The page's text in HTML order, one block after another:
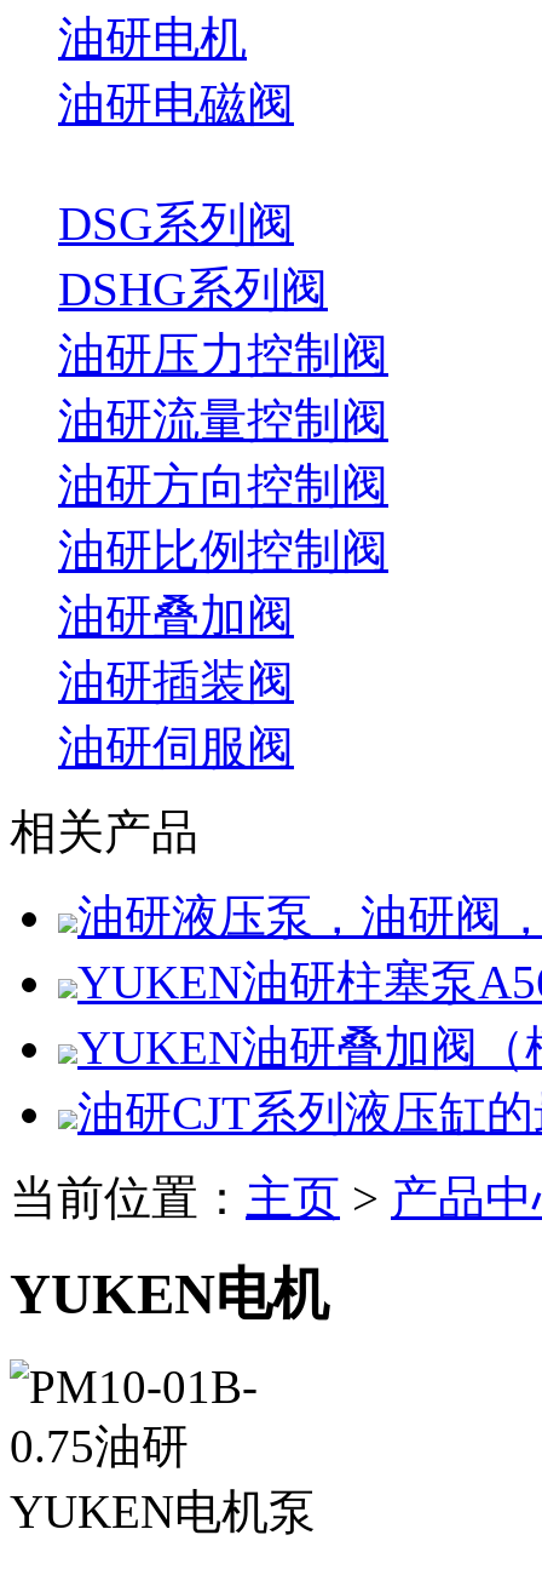
油研电机
油研电磁阀
DSG系列阀
DSHG系列阀
油研压力控制阀
油研流量控制阀
油研方向控制阀
油研比例控制阀
油研叠加阀
油研插装阀
油研伺服阀
相关产品
油研液压泵，油研阀
YUKEN油研柱塞泵
YUKEN油研叠加阀（
油研CJT系列液压缸
当前位置： 主页 > 产品
YUKEN电机